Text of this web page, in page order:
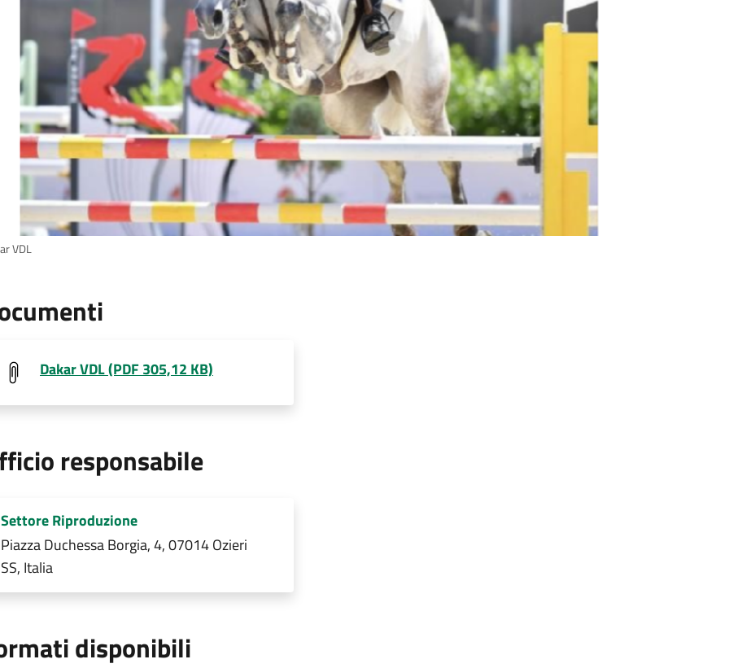
VDL
Dakar VDL (PDF 305,12 KB)
responsabile
Settore Riproduzione
Piazza Duchessa Borgia, 4, 07014 Ozieri
SS, Italia
disponibili